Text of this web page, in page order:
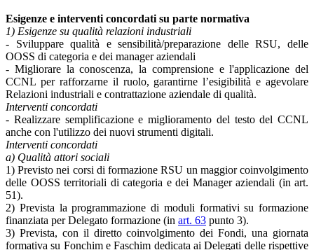
Esigenze e interventi concordati su parte normativa
1) Esigenze su qualità relazioni industriali
- Sviluppare qualità e sensibilità/preparazione delle RSU, delle
OOSS di categoria e dei manager aziendali
- Migliorare la conoscenza, la comprensione e l'applicazione del
CCNL per rafforzarne il ruolo, garantirne l’esigibilità e agevolare
Relazioni industriali e contrattazione aziendale di qualità.
Interventi concordati
- Realizzare semplificazione e miglioramento del testo del CCNL
anche con l'utilizzo dei nuovi strumenti digitali.
Interventi concordati
a) Qualità attori sociali
1) Previsto nei corsi di formazione RSU un maggior coinvolgimento
delle OOSS territoriali di categoria e dei Manager aziendali (in art.
51).
2) Prevista la programmazione di moduli formativi su formazione
finanziata per Delegato formazione (in art. 63 punto 3).
3) Prevista, con il diretto coinvolgimento dei Fondi, una giornata
formativa su Fonchim e Faschim dedicata ai Delegati delle rispettive